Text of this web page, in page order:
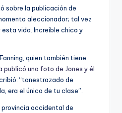
sobre la publicación de
aleccionador; tal vez
vida. Increíble chico y
quien también tiene
publicó una foto de Jones y él
“tanestrazado de
era el único de tu clase”.
provincia occidental de